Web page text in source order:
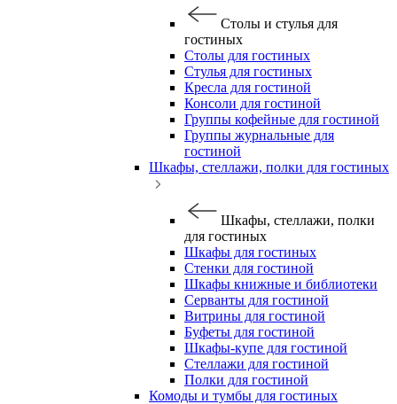
Столы и стулья для
гостиных
Столы для гостиных
Стулья для гостиных
Кресла для гостиной
Консоли для гостиной
Группы кофейные для гостиной
Группы журнальные для
гостиной
Шкафы, стеллажи, полки для гостиных
Шкафы, стеллажи, полки
для гостиных
Шкафы для гостиных
Стенки для гостиной
Шкафы книжные и библиотеки
Серванты для гостиной
Витрины для гостиной
Буфеты для гостиной
Шкафы-купе для гостиной
Стеллажи для гостиной
Полки для гостиной
Комоды и тумбы для гостиных